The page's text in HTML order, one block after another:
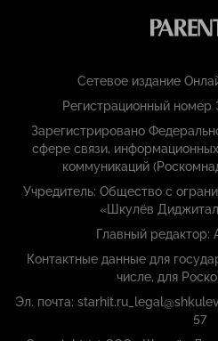
Сетевое издание
Регистрационный
Зарегистрировано
сфере связи,
коммуникаций
Учредитель: Общество с
«Шкулёв
Главный редактор:
Контактные данные для
числе, для
Эл. почта:
57